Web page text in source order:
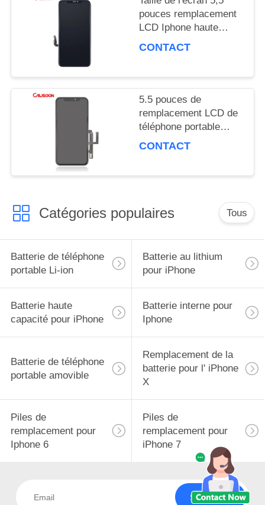
SITE
POLICY
pouces remplacement
LCD Iphone haute
luminosité 450 Nits
CONTACT
5.5 pouces de
remplacement LCD de
téléphone portable
Corning Gorilla Glass 5
CONTACT
Catégories populaires Tous
Batterie de téléphone
portable Li-ion
Batterie au lithium
pour iPhone
Batterie haute
capacité pour iPhone
Batterie interne pour
Iphone
Batterie de téléphone
portable amovible
Remplacement de la
batterie pour l' iPhone
X
Piles de
remplacement pour
Iphone 6
Piles de
remplacement pour
iPhone 7
Souscrivez